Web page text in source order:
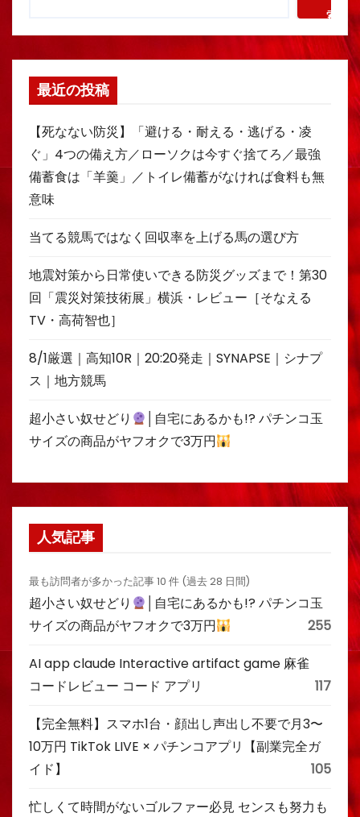
索
最近の投稿
【死なない防災】「避ける・耐える・逃げる・凌
ぐ」4つの備え方／ローソクは今すぐ捨てろ／最強
備蓄食は「羊羹」／トイレ備蓄がなければ食料も無
意味
当てる競馬ではなく回収率を上げる馬の選び方
地震対策から日常使いできる防災グッズまで！第30
回「震災対策技術展」横浜・レビュー［そなえる
TV・高荷智也］
8/1厳選｜高知10R｜20:20発走｜SYNAPSE｜シナプ
ス｜地方競馬
超小さい奴せどり
│自宅にあるかも!? パチンコ玉
サイズの商品がヤフオクで3万円
人気記事
最も訪問者が多かった記事 10 件 (過去 28 日間)
超小さい奴せどり
│自宅にあるかも!? パチンコ玉
サイズの商品がヤフオクで3万円
255
AI app claude Interactive artifact game 麻雀
コードレビュー コード アプリ
117
【完全無料】スマホ1台・顔出し声出し不要で月3〜
10万円 TikTok LIVE × パチンコアプリ【副業完全ガ
イド】
105
忙しくて時間がないゴルファー必見 センスも努力も